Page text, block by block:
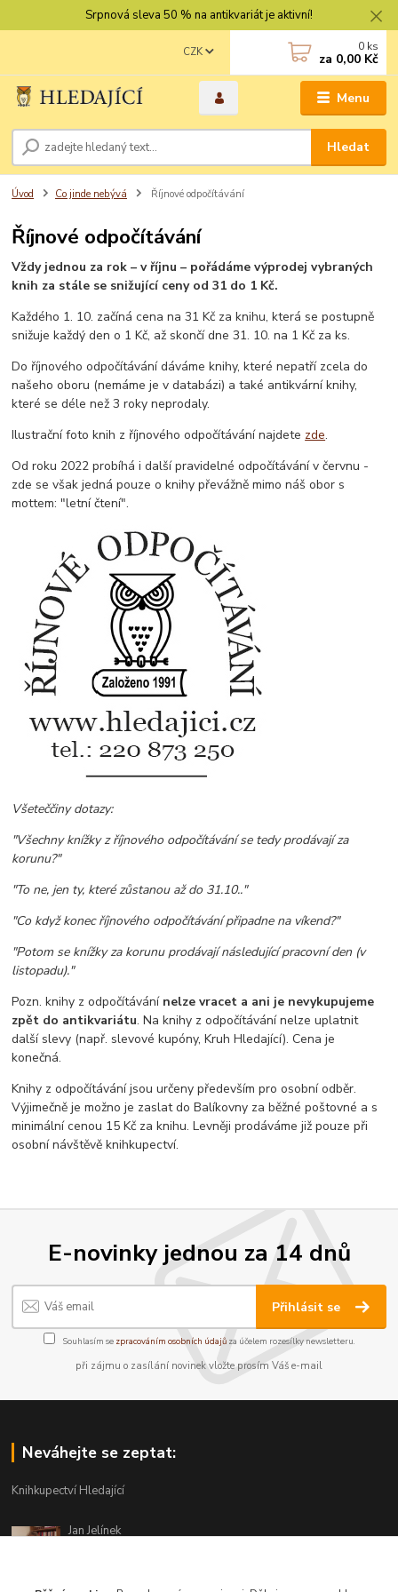
Srpnová sleva 50 % na antikvariát je aktivní!
Menu
CZK
Hledat
0 ks
za 0,00 Kč
Úvod Co jinde nebývá Říjnové odpočítávání
Říjnové odpočítávání
Vždy jednou za rok – v říjnu – pořádáme výprodej vybraných
knih za stále se snižující ceny od 31 do 1 Kč.
Každého 1. 10. začíná cena na 31 Kč za knihu, která se postupně
snižuje každý den o 1 Kč, až skončí dne 31. 10. na 1 Kč za ks.
Do říjnového odpočítávání dáváme knihy, které nepatří zcela do
našeho oboru (nemáme je v databázi) a také antikvární knihy,
které se déle než 3 roky neprodaly.
Ilustrační foto knih z říjnového odpočítávání najdete zde.
Od roku 2022 probíhá i další pravidelné odpočítávání v červnu -
zde se však jedná pouze o knihy převážně mimo náš obor s
mottem: "letní čtení".
Všeteččiny dotazy:
"Všechny knížky z říjnového odpočítávání se tedy prodávají za
korunu?"
"To ne, jen ty, které zůstanou až do 31.10.."
"Co když konec říjnového odpočítávání připadne na víkend?"
"Potom se knížky za korunu prodávají následující pracovní den (v
listopadu)."
Pozn. knihy z odpočítávání nelze vracet a ani je nevykupujeme
zpět do antikvariátu. Na knihy z odpočítávání nelze uplatnit
další slevy (např. slevové kupóny, Kruh Hledající). Cena je
konečná.
Knihy z odpočítávání jsou určeny především pro osobní odběr.
Výjimečně je možno je zaslat do Balíkovny za běžné poštovné a s
minimální cenou 15 Kč za knihu. Levněji prodáváme již pouze při
osobní návštěvě knihkupectví.
E-novinky jednou za 14 dnů
Přihlásit se
Souhlasím se zpracováním osobních údajůza účelem rozesílky newsletteru.
při zájmu o zasílání novinek vložte prosím Váš e-mail
Neváhejte se zeptat:
Knihkupectví Hledající
Jan Jelínek